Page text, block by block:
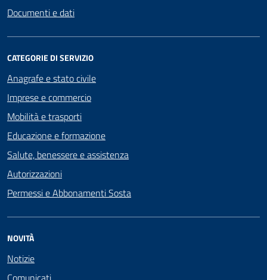
Documenti e dati
CATEGORIE DI SERVIZIO
Anagrafe e stato civile
Imprese e commercio
Mobilità e trasporti
Educazione e formazione
Salute, benessere e assistenza
Autorizzazioni
Permessi e Abbonamenti Sosta
NOVITÀ
Notizie